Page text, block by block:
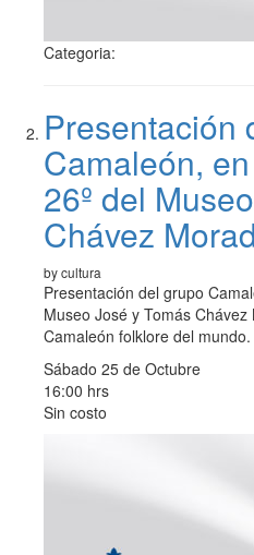
Categoria:
Presentación
Camaleón,
26º del
Chávez
by cultura
Presentación del grupo
Museo José y Tomás Chávez
Camaleón folklore del mundo.
Sábado 25 de Octubre
16:00 hrs
Sin costo